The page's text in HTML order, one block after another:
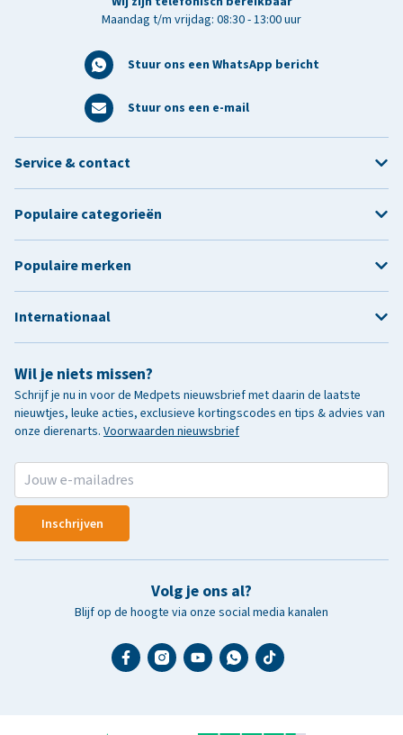
Maandag t/m vrijdag: 08:30 - 13:00 uur
Stuur ons een WhatsApp bericht
Stuur ons een e-mail
Wil je niets missen?
Schrijf je nu in voor de Medpets nieuwsbrief met daarin de laatste
nieuwtjes, leuke acties, exclusieve kortingscodes en tips & advies van
onze dierenarts. Voorwaarden nieuwsbrief
Inschrijven
Volg je ons al?
Blijf op de hoogte via onze social media kanalen
Service & contact
Populaire categorieën
Populaire merken
Internationaal